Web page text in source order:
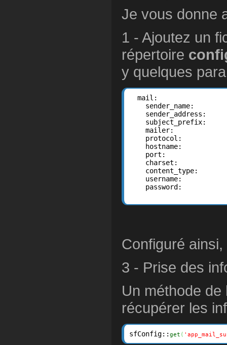
Je vous donne
1 - Ajoutez un
répertoire
y quelques
  mail:
sender_name:
sender_address:
subject_prefix:
mailer:
protocol:
hostname:
port:
charset:
content_type:
username:
password:
Configuré
3 - Prise des
Un méthode
récupérer les
sfConfig:: get (